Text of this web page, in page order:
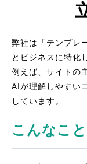
弊社は「テンプレ
とビジネスに特化
例えば、サイトの
AIが理解しやすい
しています。
こんなこ